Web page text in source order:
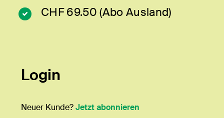
CHF 69.50 (Abo Ausland)
Login
Neuer Kunde?Jetzt abonnieren